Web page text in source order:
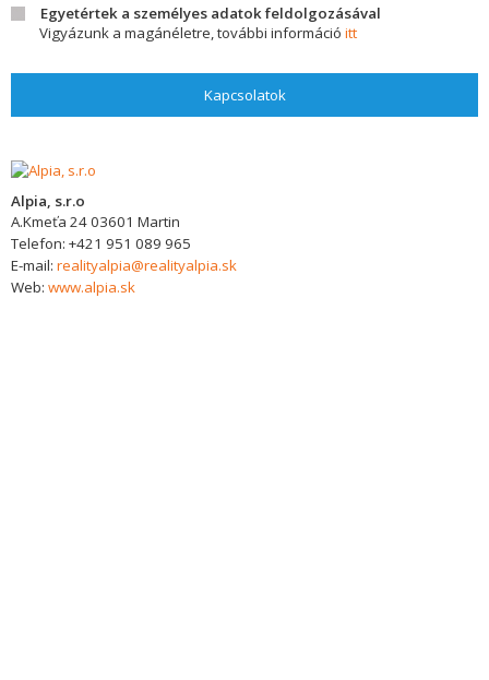
Egyetértek a személyes adatok feldolgozásával
Vigyázunk a magánéletre, további információ itt
Kapcsolatok
Alpia, s.r.o
A.Kmeťa 2403601 Martin
Telefon: +421 951 089 965
E-mail: realityalpia@realityalpia.sk
Web: www.alpia.sk